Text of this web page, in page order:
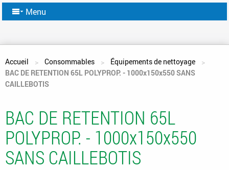
Menu
Vous êtes ici
Accueil Consommables
Équipements de nettoyage
BAC DE RETENTION 65L POLYPROP. - 1000x150x550 SANS
CAILLEBOTIS
BAC DE RETENTION 65L
POLYPROP. - 1000x150x550
SANS CAILLEBOTIS